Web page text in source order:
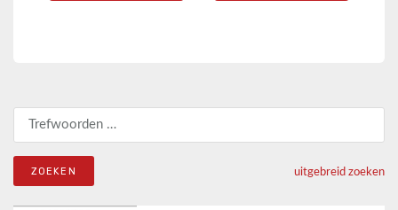
Zoeken naar:
uitgebreid zoeken